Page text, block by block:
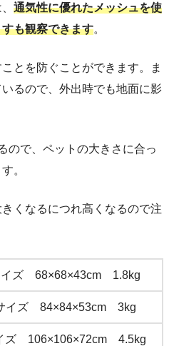
通気性に優れたメッシュを使
も観察できます。
とを防ぐことができます。ま
るので、外出時でも地面に影
ので、ペットの大きさに合っ
。
くなるにつれ高くなるので注
イズ 68×68×43cm 1.8kg
イズ 84×84×53cm 3kg
ズ 106×106×72cm 4.5kg